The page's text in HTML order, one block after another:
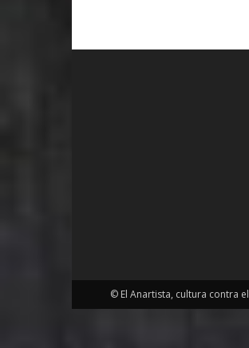
© El Anartista, cultura contra